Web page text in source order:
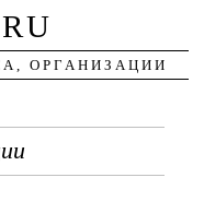
ОРГАНИЗАЦИИ